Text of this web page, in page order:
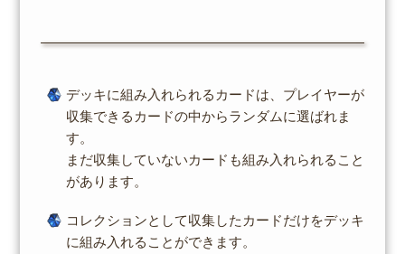
デッキに組み入れられるカードは、プレイヤーが
収集できるカードの中からランダムに選ばれま
す。
まだ収集していないカードも組み入れられること
があります。
コレクションとして収集したカードだけをデッキ
に組み入れることができます。